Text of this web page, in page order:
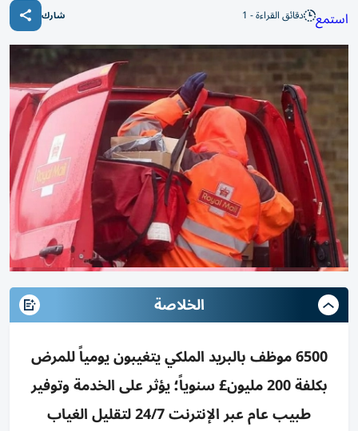
استمع دقائق القراءة - 1 شارك
الخلاصة
6500 موظف بالبريد الملكي يتغيبون يومياً للمرض
بكلفة 200 مليون£ سنوياً؛ يؤثر على الخدمة وتوفير
طبيب عام عبر الإنترنت 24/7 لتقليل الغياب